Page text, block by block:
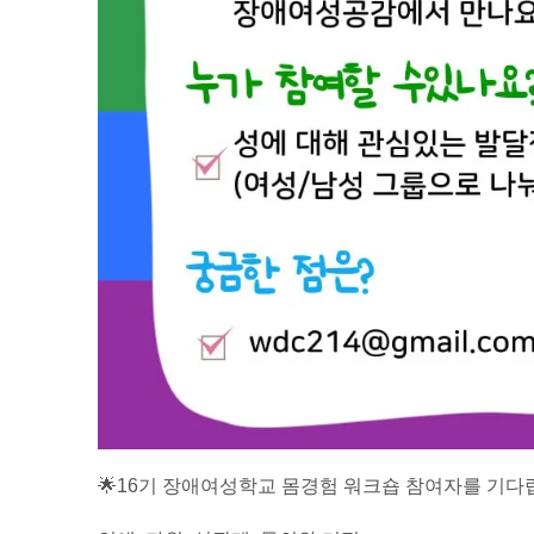
🌟16기 장애여성학교 몸경험 워크숍 참여자를 기다